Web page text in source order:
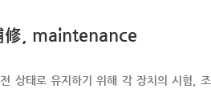
修, maintenance
상태로 유지하기 위해 각 장치의 시험,